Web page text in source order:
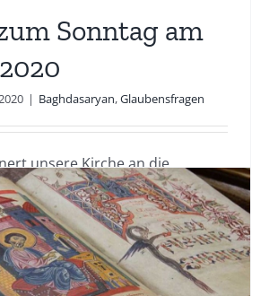
Sonntag am
| Baghdasaryan,Glaubensfragen
unsere Kirche an die
Schatulle der [...]